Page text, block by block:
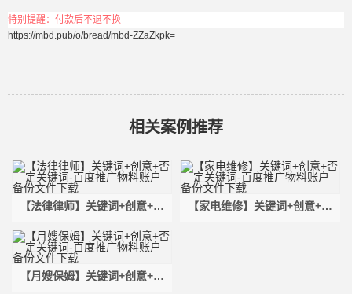
特别提醒：付款后不退不换
https://mbd.pub/o/bread/mbd-ZZaZkpk=
相关案例推荐
【法律律师】关键词+创意+否
份文件下载
【家电维修】关键词+创意+否
【月嫂保姆】关键词+创意+否